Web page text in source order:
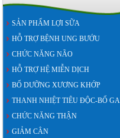
SẢN PHẨM LỢI SỮA
HỖ TRỢ BỆNH UNG BƯỚU
CHỨC NĂNG NÃO
HỖ TRỢ HỆ MIỄN DỊCH
BỔ DƯỠNG XƯƠNG KHỚP
THANH NHIỆT TIÊU ĐỘC-BỔ
CHỨC NĂNG THẬN
GIẢM CÂN